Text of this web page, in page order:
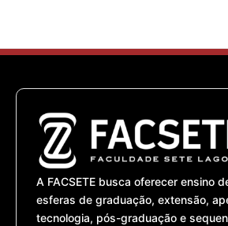
A FACSETE busca oferecer ensino
esferas de graduação, extensão,
tecnologia, pós-graduação e